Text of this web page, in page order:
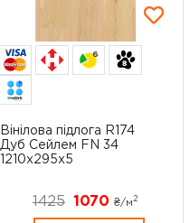
6
Вінілова підлога R174
Дуб Сейлем FN 34
1210x295x5
1425 1070 ₴/м 2